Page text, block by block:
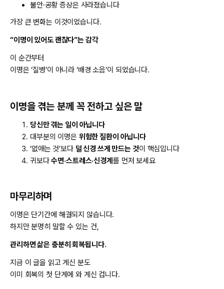
불안·공황 증상은 사라졌습니다
가장 큰 변화는 이것이었습니다.
“이명이 있어도 괜찮다”는 감각
이 순간부터
이명은 ‘질병’이 아니라 ‘배경 소음’이 되었습니다.
이명을 겪는 분께 꼭 전하고 싶은 말
당신만 겪는 일이 아닙니다
대부분의 이명은 위험한 질환이 아닙니다
‘없애는 것’보다 덜 신경 쓰게 만드는 것이 핵심입니다
귀보다수면·스트레스·신경계 를 먼저 보세요
마무리하며
이명은 단기간에 해결되지 않습니다.
하지만 분명히 말할 수 있는 건,
관리하면 삶은 충분히 회복됩니다.
지금 이 글을 읽고 계신 분도
이미 회복의 첫 단계에 와 계신 겁니다.